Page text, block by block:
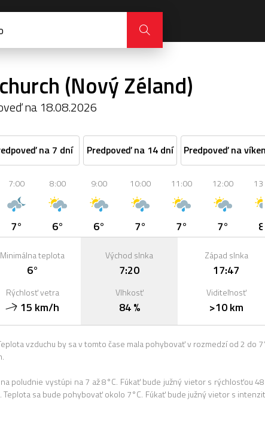
(Nový Zéland)
na 18.08.2026
na 7 dní Predpoveď na 14 dní Predpoveď na
7:00
7°
8:00
6°
9:00
6°
10:00
7°
11:00
7°
12:00
7° 8°
Minimálna teplota
6°
Rýchlosť vetra
15 km/h
Východ slnka
7:20
Vlhkosť
84 %
Západ slnka
17:47
Viditeľnosť
>10 km
vzduchu by sa v tomto čase mala pohybovať v rozmedzí od 2 do
poludnie vystúpi na 7 až 8°C. Fúkať bude južný vietor s rýchlosťou
sa bude pohybovať okolo 7°C. Fúkať bude južný vietor s